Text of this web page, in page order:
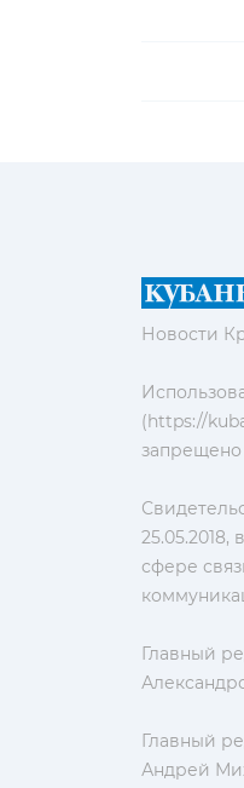
Новости
(https://
запрещено
сфере
Главный
Главный
Андрей